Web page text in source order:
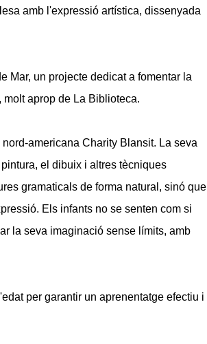
amb l'expressió artística, dissenyada
Mar, un projecte dedicat a fomentar la
aprop de La Biblioteca.
americana Charity Blansit. La seva
el dibuix i altres tècniques
gramaticals de forma natural, sinó que
Els infants no se senten com si
la seva imaginació sense límits, amb
per garantir un aprenentatge efectiu i